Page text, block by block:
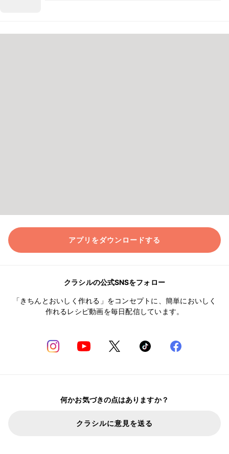
アプリをダウンロードする
クラシルの公式SNSをフォロー
「きちんとおいしく作れる」をコンセプトに、簡単においしく
作れるレシピ動画を毎日配信しています。
何かお気づきの点はありますか？
クラシルに意見を送る